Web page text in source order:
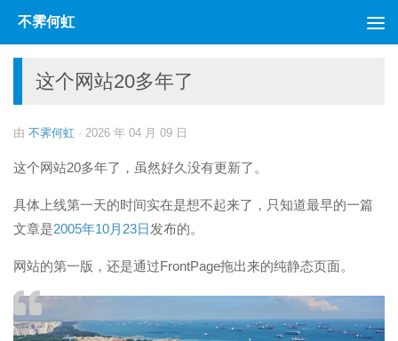
跳至内容
不霁何虹
这个网站20多年了
由 不霁何虹 · 2026 年 04 月 09 日
这个网站20多年了，虽然好久没有更新了。
具体上线第一天的时间实在是想不起来了，只知道最早的一篇
文章是2005年10月23日发布的。
网站的第一版，还是通过FrontPage拖出来的纯静态页面。